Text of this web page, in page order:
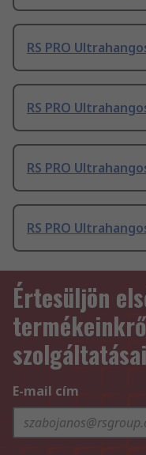
RS PRO
RS PRO
RS PRO
RS PRO
Értesüljön
E-mail cím